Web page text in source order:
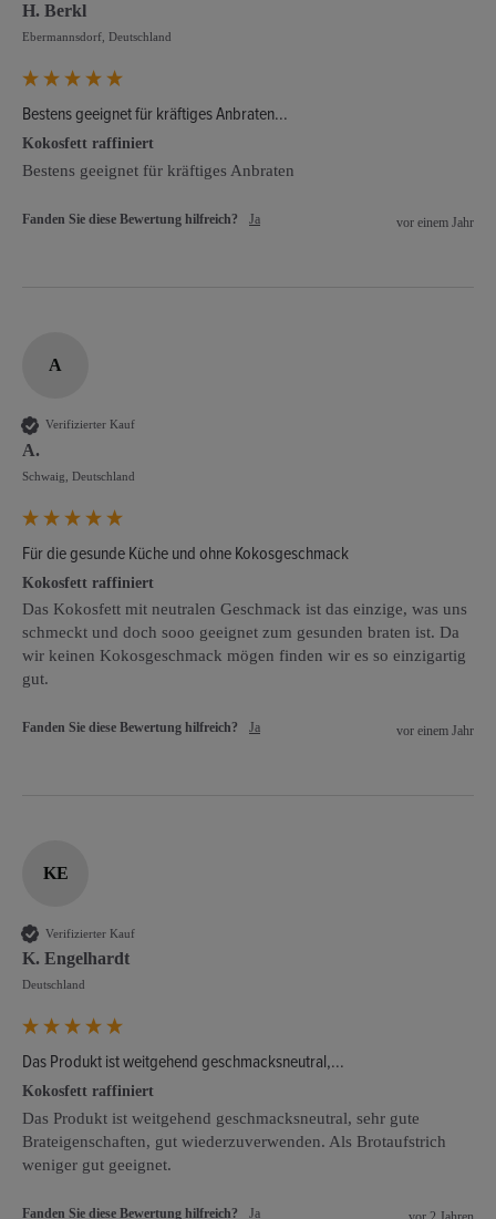
H. Berkl
Ebermannsdorf, Deutschland
Bestens geeignet für kräftiges Anbraten...
Kokosfett raffiniert
Bestens geeignet für kräftiges Anbraten
Fanden Sie diese Bewertung hilfreich? Ja vor einem Jahr
A
Verifizierter Kauf
A.
Schwaig, Deutschland
Für die gesunde Küche und ohne Kokosgeschmack
Kokosfett raffiniert
Das Kokosfett mit neutralen Geschmack ist das einzige, was uns
schmeckt und doch sooo geeignet zum gesunden braten ist. Da
wir keinen Kokosgeschmack mögen finden wir es so einzigartig
gut.
Fanden Sie diese Bewertung hilfreich? Ja vor einem Jahr
KE
Verifizierter Kauf
K. Engelhardt
Deutschland
Das Produkt ist weitgehend geschmacksneutral,...
Kokosfett raffiniert
Das Produkt ist weitgehend geschmacksneutral, sehr gute
Brateigenschaften, gut wiederzuverwenden. Als Brotaufstrich
weniger gut geeignet.
Fanden Sie diese Bewertung hilfreich? Ja